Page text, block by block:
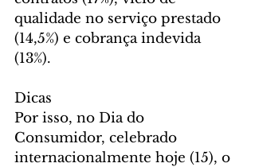
qualidade no serviço prestado
(14,5%) e cobrança indevida
(13%).
Dicas
Por isso, no Dia do
Consumidor, celebrado
internacionalmente hoje (15), o